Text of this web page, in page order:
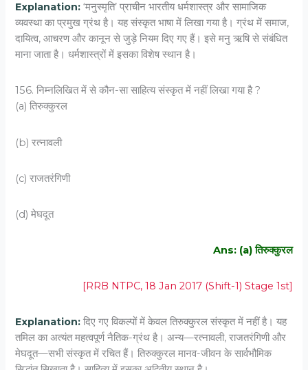
Explanation: ‘मनुस्मृति’ प्राचीन भारतीय धर्मशास्त्र और सामाजिक
व्यवस्था का प्रमुख ग्रंथ है। यह संस्कृत भाषा में लिखा गया है। ग्रंथ में समाज,
दायित्व, आचरण और कानून से जुड़े नियम दिए गए हैं। इसे मनु ऋषि से संबंधित
माना जाता है। धर्मशास्त्रों में इसका विशेष स्थान है।
156. निम्नलिखित में से कौन-सा साहित्य संस्कृत में नहीं लिखा गया है ?
(a) तिरुक्कुरल
(b) रत्नावली
(c) राजतरंगिणी
(d) मेघदूत
Ans: (a) तिरुक्कुरल
[RRB NTPC, 18 Jan 2017 (Shift-1) Stage 1st]
Explanation: दिए गए विकल्पों में केवल तिरुक्कुरल संस्कृत में नहीं है। यह
तमिल का अत्यंत महत्वपूर्ण नैतिक-ग्रंथ है। अन्य—रत्नावली, राजतरंगिणी और
मेघदूत—सभी संस्कृत में रचित हैं। तिरुक्कुरल मानव-जीवन के सार्वभौमिक